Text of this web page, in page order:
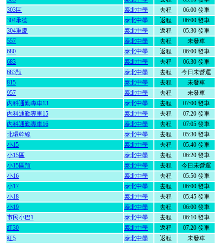
303區
泰北中學 去程
06:00 發車
304承德
泰北中學 返程
06:00 發車
304重慶
泰北中學 返程
05:30 發車
557
泰北中學 去程
未發車
680
泰北中學 返程
06:00 發車
683
泰北中學 去程
06:30 發車
683預
泰北中學 去程
今日未營運
815
泰北中學 去程
未發車
957
泰北中學 去程
未發車
內科通勤專車13
泰北中學 去程
07:00 發車
內科通勤專車15
泰北中學 去程
07:20 發車
內科通勤專車16
泰北中學 去程
07:05 發車
北環幹線
泰北中學 去程
05:30 發車
小15
泰北中學 去程
05:40 發車
小15區
泰北中學 去程
06:20 發車
小15區預
泰北中學 去程
今日未營運
小16
泰北中學 去程
05:50 發車
小17
泰北中學 去程
06:00 發車
小18
泰北中學 去程
05:45 發車
小19
泰北中學 去程
06:00 發車
市民小巴1
泰北中學 去程
06:10 發車
紅30
泰北中學 返程
07:20 發車
紅5
泰北中學 返程 未發車